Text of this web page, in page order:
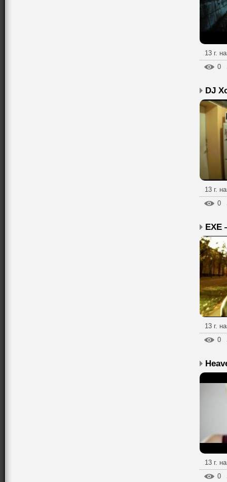
13 г.
0
13 г.
0
13 г.
0
13 г.
0